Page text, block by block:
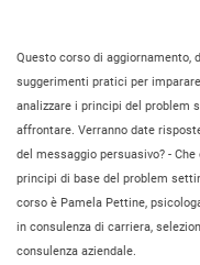
Questo corso di aggiornamento,
suggerimenti pratici per
analizzare i principi del problem
affrontare. Verranno date
del messaggio persuasivo? -
principi di base del problem
corso è Pamela Pettine,
in consulenza di carriera,
consulenza aziendale.